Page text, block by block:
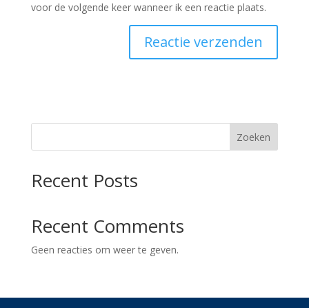
voor de volgende keer wanneer ik een reactie plaats.
Zoeken
Recent Posts
Recent Comments
Geen reacties om weer te geven.